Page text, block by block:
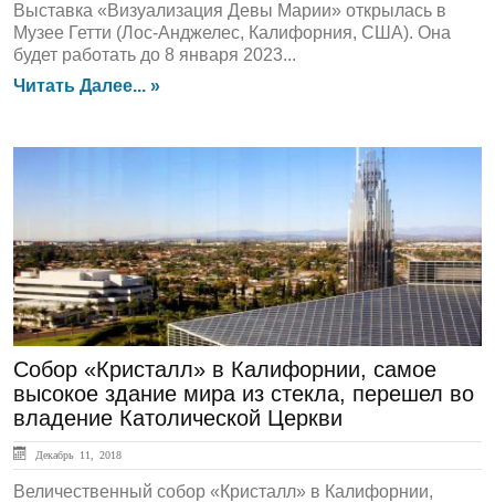
Выставка «Визуализация Девы Марии» открылась в
Музее Гетти (Лос-Анджелес, Калифорния, США). Она
будет работать до 8 января 2023...
Читать Далее... »
ЛЕНТА НОВОСТЕЙ
Собор «Кристалл» в Калифорнии, самое
высокое здание мира из стекла, перешел во
владение Католической Церкви
Декабрь 11, 2018
Величественный собор «Кристалл» в Калифорнии,